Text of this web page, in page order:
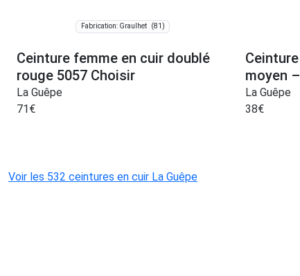
Fabrication: Graulhet (81)
Ceinture femme en cuir doublé
rouge 5057 Choisir
La Guêpe
71€
moyen
La Guêpe
38€
Voir les 532 ceintures en cuir La Guêpe